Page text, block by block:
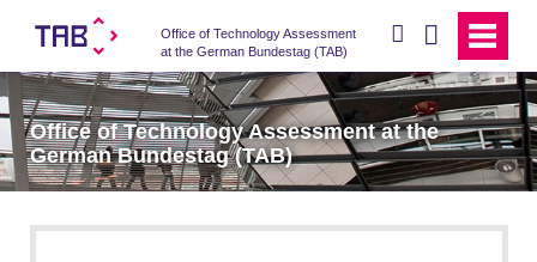
Office of Technology Assessment
at the German Bundestag (TAB)
Office of Technology Assessment at the
German Bundestag (TAB)